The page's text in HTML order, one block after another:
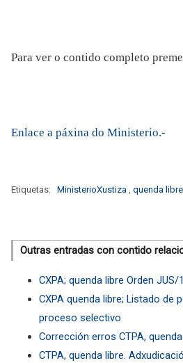
Para ver o contido completo
Enlace a páxina do Ministerio.-
Etiquetas: MinisterioXustiza quenda libre
Outras entradas con contido
CXPA; quenda libre Orden
CXPA quenda libre; Listado de
proceso selectivo
Corrección erros CTPA,
CTPA, quenda libre.